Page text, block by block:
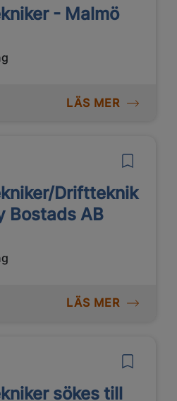
- Malmö
LÄS MER
Driftteknik
Bostads AB
LÄS MER
sökes till